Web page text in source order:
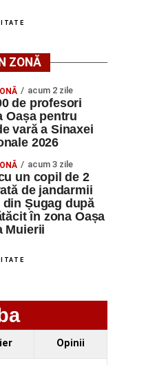
ZONĂ
acum 2 zile
de profesori
Oașa pentru
vară a Sinaxei
2026
acum 3 zile
un copil de 2
de jandarmii
Șugag după
în zona Oașa
Muierii
Opinii